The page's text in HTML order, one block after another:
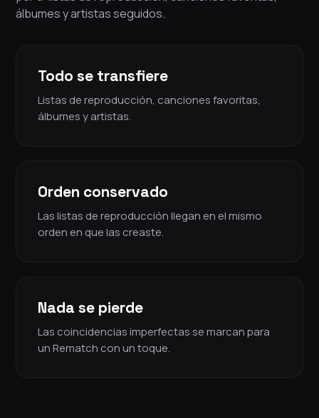
álbumes y artistas seguidos.
Todo se transfiere
Listas de reproducción, canciones favoritas,
álbumes y artistas.
Orden conservado
Las listas de reproducción llegan en el mismo
orden en que las creaste.
Nada se pierde
Las coincidencias imperfectas se marcan para
un Rematch con un toque.